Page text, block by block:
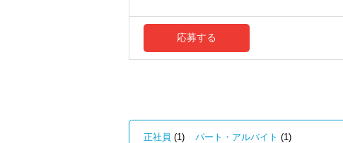
＜まずはカジュアル面談へ＞
・事前に気軽な面談を実施
・仕事内容やキャリアを相談可
・ざっくばらんに質問OK
個人事務所ならではの自由な雰囲気で、気負い
職員同士の距離も近く、先輩へ相談しながら業
パソコン作業になりますので、目や脳が疲れた
す。
【具体的な業務】
応募する
正社員 (1) パート・アルバイト (1)